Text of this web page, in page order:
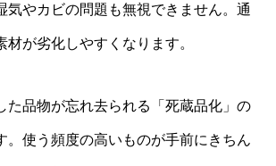
気やカビの問題も無視できません。通
材が劣化しやすくなります。
た品物が忘れ去られる「死蔵品化」の
。使う頻度の高いものが手前にきちん